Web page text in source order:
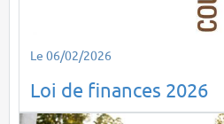
Le 06/02/2026
Loi de finances 2026